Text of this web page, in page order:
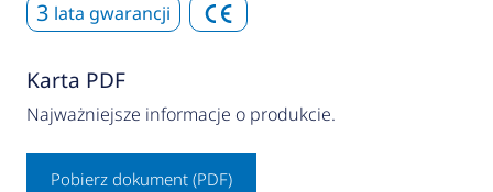
3 lata gwarancji
Karta PDF
Najważniejsze informacje o produkcie.
Pobierz dokument (PDF)